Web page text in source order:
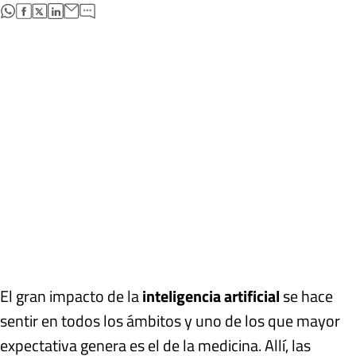
abre en nueva pestaña
abre en nueva pestaña
abre en nueva pestaña
abre en nueva pestaña
El gran impacto de lainteligencia artificialse hace
sentir en todos los ámbitos y uno de los que mayor
expectativa genera es el de la medicina. Allí, las